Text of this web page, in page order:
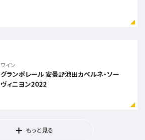
ワイン
グランポレール 安曇野池田カベルネ・ソー
ヴィニヨン2022
もっと見る